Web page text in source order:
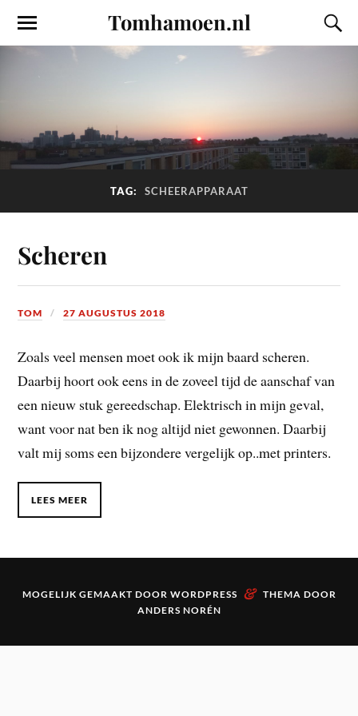
Tomhamoen.nl
TAG: SCHEERAPPARAAT
Scheren
TOM 27 AUGUSTUS 2018
Zoals veel mensen moet ook ik mijn baard scheren.
Daarbij hoort ook eens in de zoveel tijd de aanschaf van
een nieuw stuk gereedschap. Elektrisch in mijn geval,
want voor nat ben ik nog altijd niet gewonnen. Daarbij
valt mij soms een bijzondere vergelijk op..met printers.
LEES MEER
MOGELIJK GEMAAKT DOOR WORDPRESS & THEMA DOOR
ANDERS NORÉN